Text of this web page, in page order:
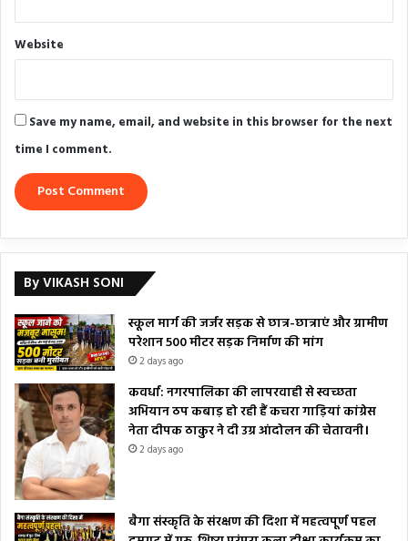
Website
Save my name, email, and website in this browser for the next
time I comment.
By VIKASH SONI
स्कूल मार्ग की जर्जर सड़क से छात्र-छात्राएं और ग्रामीण
परेशान 500 मीटर सड़क निर्माण की मांग
2 days ago
कवर्धा: नगरपालिका की लापरवाही से स्वच्छता
अभियान ठप कबाड़ हो रही हैं कचरा गाड़ियां कांग्रेस
नेता दीपक ठाकुर ने दी उग्र आंदोलन की चेतावनी।
2 days ago
बैगा संस्कृति के संरक्षण की दिशा में महत्वपूर्ण पहल